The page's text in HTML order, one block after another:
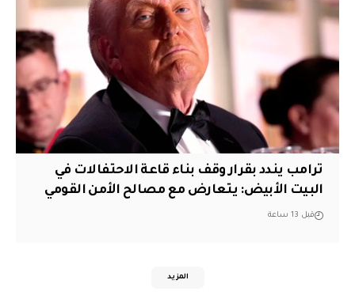
ترامب يندد بقرار وقف بناء قاعة الاحتفالات في
البيت الأبيض: يتعارض مع مصالح الأمن القومي
قبل 13 ساعة
المزيد